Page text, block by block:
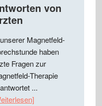
von
Magnetfeld-
haben
Fragen zur
Therapie
...